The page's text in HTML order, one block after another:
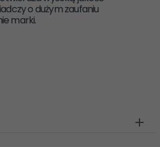
o dużym zaufaniu
marki.